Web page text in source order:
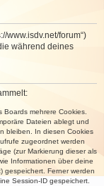
www.isdv.net/forum“)
während deines
Boards mehrere Cookies.
Dateien ablegt und
bleiben. In diesen Cookies
zugeordnet werden
(zur Markierung dieser als
Informationen über deine
gespeichert. Ferner werden
Session-ID gespeichert.